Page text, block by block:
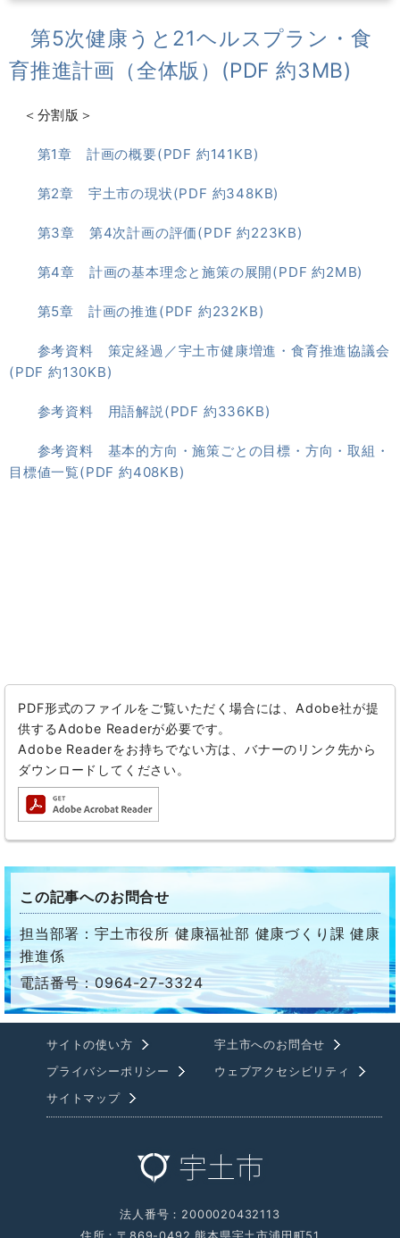
第5次健康うと21ヘルスプラン・食
育推進計画（全体版）(PDF 約3MB)
＜分割版＞
第1章 計画の概要(PDF 約141KB)
第2章 宇土市の現状(PDF 約348KB)
第3章 第4次計画の評価(PDF 約223KB)
第4章 計画の基本理念と施策の展開(PDF 約2MB)
第5章 計画の推進(PDF 約232KB)
参考資料 策定経過／宇土市健康増進・食育推進協議会
(PDF 約130KB)
参考資料 用語解説(PDF 約336KB)
参考資料 基本的方向・施策ごとの目標・方向・取組・
目標値一覧(PDF 約408KB)
PDF形式のファイルをご覧いただく場合には、Adobe社が提
供するAdobe Readerが必要です。
Adobe Readerをお持ちでない方は、バナーのリンク先から
ダウンロードしてください。
この記事へのお問合せ
担当部署：宇土市役所 健康福祉部 健康づくり課 健康
推進係
電話番号：0964-27-3324
サイトの使い方
宇土市へのお問合せ
プライバシーポリシー
ウェブアクセシビリティ
サイトマップ
法人番号：2000020432113